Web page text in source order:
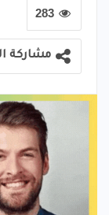
283
مشاركة